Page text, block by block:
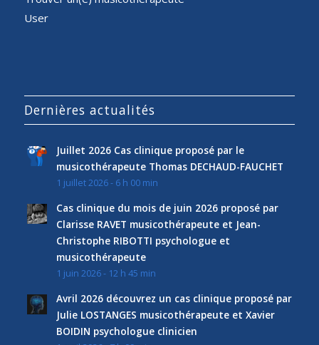
User
Dernières actualités
Juillet 2026 Cas clinique proposé par le
musicothérapeute Thomas DECHAUD-FAUCHET
1 juillet 2026 - 6 h 00 min
Cas clinique du mois de juin 2026 proposé par
Clarisse RAVET musicothérapeute et Jean-
Christophe RIBOTTI psychologue et
musicothérapeute
1 juin 2026 - 12 h 45 min
Avril 2026 découvrez un cas clinique proposé par
Julie LOSTANGES musicothérapeute et Xavier
BOIDIN psychologue clinicien